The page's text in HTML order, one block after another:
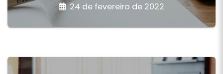
24 de fevereiro de 2022